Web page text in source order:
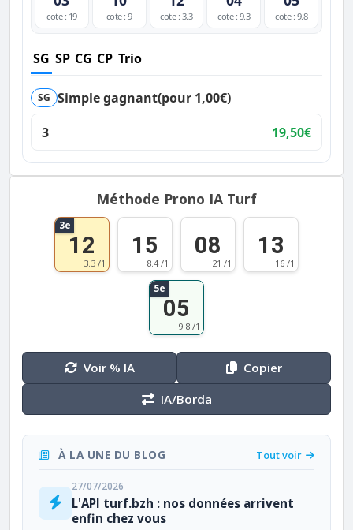
cote : 19 cote : 9 cote : 3.3 cote : 9.3 cote : 9.8
SG SP CG CP Trio
SG Simple gagnant(pour 1,00€)
3
19,50€
Méthode Prono IA Turf
3e
12
3.3 /1
15
8.4 /1
08
21 /1
13
16 /1
5e
05
9.8 /1
Voir % IA
Copier
IA/Borda
À LA UNE DU BLOG Tout voir
27/07/2026
L'API turf.bzh : nos données arrivent
enfin chez vous